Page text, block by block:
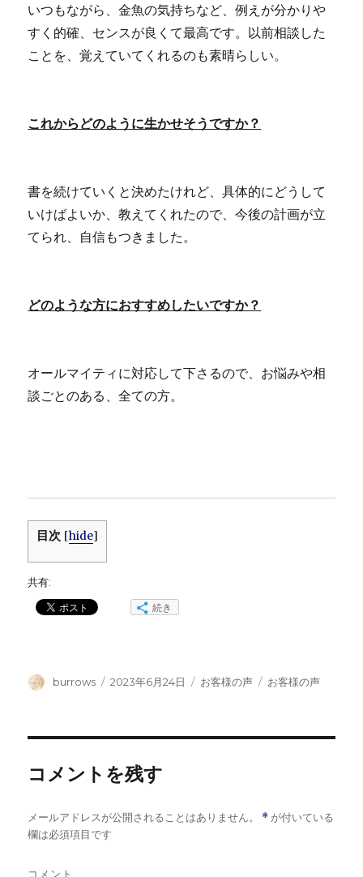
いつもながら、金魚の気持ちなど、例えが分かりや
すく的確、センスが良くて最高です。以前相談した
ことを、覚えていてくれるのも素晴らしい。
これからどのように生かせそうですか？
書を続けていくと決めたけれど、具体的にどうして
いけばよいか、教えてくれたので、今後の計画が立
てられ、自信もつきました。
どのような方におすすめしたいですか？
オールマイティに対応して下さるので、お悩みや相
談ごとのある、全ての方。
目次 [hide]
共有:
続き
投
burrows
投
2023年6月24日
カ
お客様の声
タ
お客様の声
コメントを残す
メールアドレスが公開されることはありません。 * が付いている
欄は必須項目です
コメント